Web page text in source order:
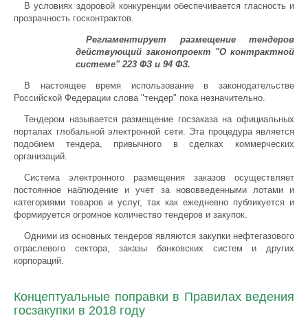
В условиях здоровой конкуренции обеспечивается гласность и
прозрачность госконтрактов.
Регламентирует размещение тендеров
действующий законопроект "О контрактной
системе" 223 ФЗ и 94 ФЗ.
В настоящее время использование в законодательстве
Российской Федерации слова "тендер" пока незначительно.
Тендером называется размещение госзаказа на официальных
порталах глобальной электронной сети. Эта процедура является
подобием тендера, привычного в сделках коммерческих
организаций.
Система электронного размещения заказов осуществляет
постоянное наблюдение и учет за нововведенными лотами и
категориями товаров и услуг, так как ежедневно публикуется и
формируется огромное количество тендеров и закупок.
Одними из основных тендеров являются закупки нефтегазового
отраслевого сектора, заказы банковских систем и других
корпораций.
Концептуальные поправки в Правилах ведения
госзакупки в 2018 году